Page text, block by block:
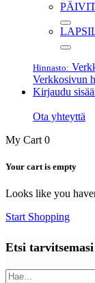
Hinnasto:
Verkkosivun
Kirjaudu
Ota yhteyttä
My Cart 0
Your cart is empty
Looks like you
Start Shopping
Etsi